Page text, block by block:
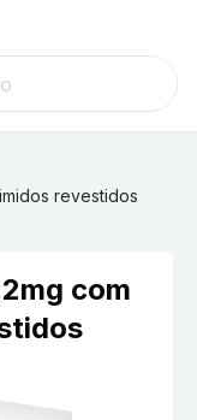
revestidos
com